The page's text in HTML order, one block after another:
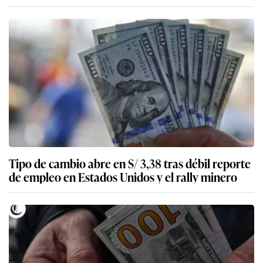
Tipo de cambio abre en S/ 3,38 tras débil reporte
de empleo en Estados Unidos y el rally minero